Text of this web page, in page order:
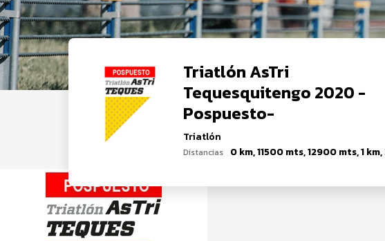
Triatlón AsTri
Tequesquitengo 2020 -
Pospuesto-
Triatlón
Distancias